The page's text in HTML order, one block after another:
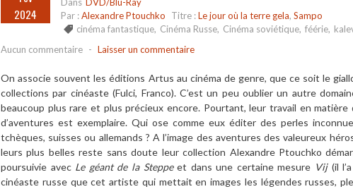
2024
Par :Alexandre Ptouchko Titre :Le jour où la terre gela, Sampo
cinéma fantastique, Cinéma Russe, Cinéma soviétique, féérie,
Aucun commentaire - Laisser un commentaire
On associe souvent les éditions Artus au cinéma de genre, que ce soit le
collections par cinéaste (Fulci, Franco). C’est un peu oublier un autre
beaucoup plus rare et plus précieux encore. Pourtant, leur travail en
d’aventures est exemplaire. Qui ose comme eux éditer des perles
tchèques, suisses ou allemands ? A l’image des aventures des valeureux
leurs plus belles reste sans doute leur collection Alexandre Ptouchko
poursuivie avec Le géant de la Steppeet dans une certaine mesure Vij(il
cinéaste russe que cet artiste qui mettait en images les légendes russes,